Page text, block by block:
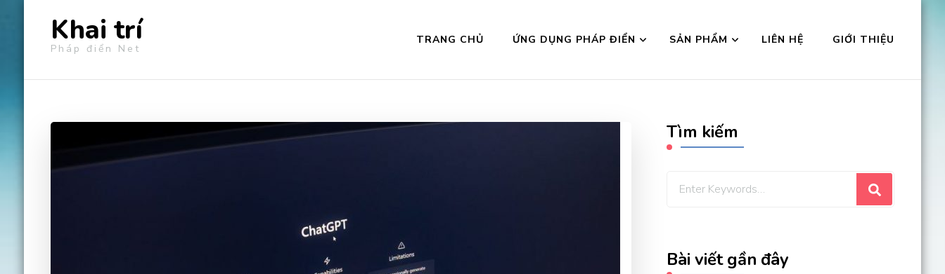
Khai trí
Pháp điển Net
TRANG CHỦ ỨNG DỤNG PHÁP ĐIỂN SẢN PHẨM LIÊN HỆ GIỚI THIỆU
Tìm kiếm
Looking
Bài viết gần đây